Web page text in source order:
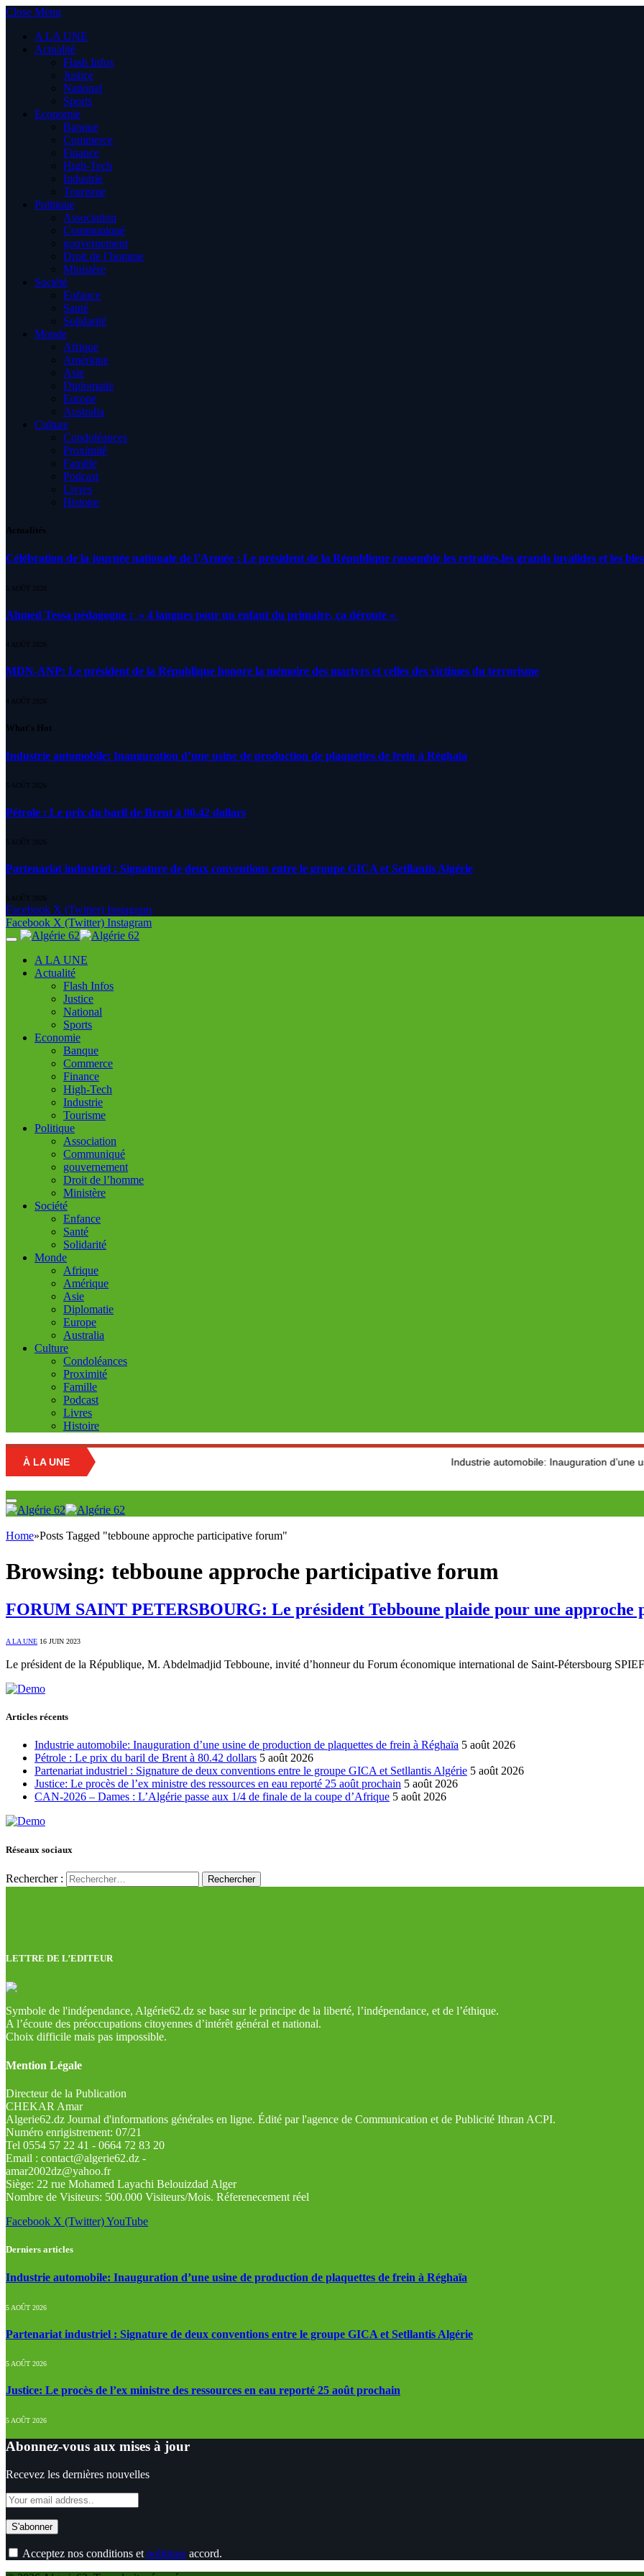
Close Menu
A LA UNE
Actualité
Flash Infos
Justice
National
Sports
Economie
Banque
Commerce
Finance
High-Tech
Industrie
Tourisme
Politique
Association
Communiqué
gouvernement
Droit de l’homme
Ministère
Société
Enfance
Santé
Solidarité
Monde
Afrique
Amérique
Asie
Diplomatie
Europe
Australia
Culture
Condoléances
Proximité
Famille
Podcast
Livres
Histoire
Actualités
Célébration de la journée nationale de l’Armée : Le président de la République rassemble les retraités,les grands invalides et les
5 AOÛT 2026
Ahmed Tessa pédagogue : » 4 langues pour un enfant du primaire, ça déroute «
4 AOÛT 2026
MDN-ANP: Le président de la République honore la mémoire des martyrs et celles des victimes du terrorisme
4 AOÛT 2026
What's Hot
Industrie automobile: Inauguration d’une usine de production de plaquettes de frein à Réghaïa
5 AOÛT 2026
Pétrole : Le prix du baril de Brent à 80.42 dollars
5 AOÛT 2026
Partenariat industriel : Signature de deux conventions entre le groupe GICA et Setllantis Algérie
5 AOÛT 2026
Facebook X (Twitter) Instagram
Facebook X (Twitter) Instagram
A LA UNE
Actualité
Flash Infos
Justice
National
Sports
Economie
Banque
Commerce
Finance
High-Tech
Industrie
Tourisme
Politique
Association
Communiqué
gouvernement
Droit de l’homme
Ministère
Société
Enfance
Santé
Solidarité
Monde
Afrique
Amérique
Asie
Diplomatie
Europe
Australia
Culture
Condoléances
Proximité
Famille
Podcast
Livres
Histoire
À LA UNE Industrie automobile: Inauguration d’une usine de
Home»Posts Tagged "tebboune approche participative forum"
Browsing: tebboune approche participative forum
FORUM SAINT PETERSBOURG: Le président Tebboune plaide pour une approche
A LA UNE 16 JUIN 2023
Le président de la République, M. Abdelmadjid Tebboune, invité d’honneur du Forum économique international de Saint-Pétersbourg
Articles récents
Industrie automobile: Inauguration d’une usine de production de plaquettes de frein à Réghaïa 5 août 2026
Pétrole : Le prix du baril de Brent à 80.42 dollars 5 août 2026
Partenariat industriel : Signature de deux conventions entre le groupe GICA et Setllantis Algérie 5 août 2026
Justice: Le procès de l’ex ministre des ressources en eau reporté 25 août prochain 5 août 2026
CAN-2026 – Dames : L’Algérie passe aux 1/4 de finale de la coupe d’Afrique 5 août 2026
Réseaux sociaux
Rechercher :
LETTRE DE L’EDITEUR
Symbole de l'indépendance, Algérie62.dz se base sur le principe de la liberté, l’indépendance, et de l’éthique.
A l’écoute des préoccupations citoyennes d’intérêt général et national.
Choix difficile mais pas impossible.
Mention Légale
Directeur de la Publication
CHEKAR Amar
Algerie62.dz Journal d'informations générales en ligne. Édité par l'agence de Communication et de Publicité Ithran ACPI.
Numéro enrigistrement: 07/21
Tel 0554 57 22 41 - 0664 72 83 20
Email : contact@algerie62.dz -
amar2002dz@yahoo.fr
Siège: 22 rue Mohamed Layachi Belouizdad Alger
Nombre de Visiteurs: 500.000 Visiteurs/Mois. Réferenecement réel
Facebook X (Twitter)YouTube
Derniers articles
Industrie automobile: Inauguration d’une usine de production de plaquettes de frein à Réghaïa
5 AOÛT 2026
Partenariat industriel : Signature de deux conventions entre le groupe GICA et Setllantis Algérie
5 AOÛT 2026
Justice: Le procès de l’ex ministre des ressources en eau reporté 25 août prochain
5 AOÛT 2026
Abonnez-vous aux mises à jour
Recevez les dernières nouvelles
Acceptez nos conditions et politique accord.